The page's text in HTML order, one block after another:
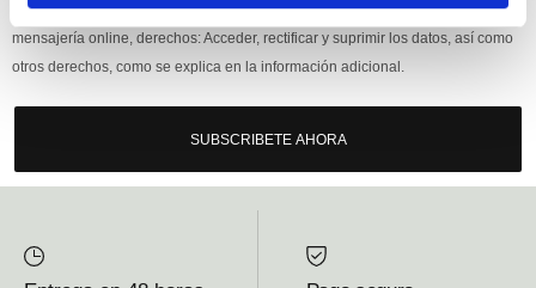
fines comerciales, legitimación: consentimiento, destinatarios: proveedor de
mensajería online, derechos: Acceder, rectificar y suprimir los datos, así como
otros derechos, como se explica en la información adicional.
SUBSCRIBETE AHORA